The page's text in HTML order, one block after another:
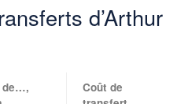
d’Arthur
de…,
Coût de